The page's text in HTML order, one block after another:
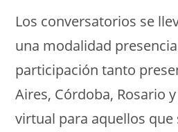
Los conversatorios se
una modalidad
participación tanto
Aires, Córdoba, Rosario
virtual para aquellos que